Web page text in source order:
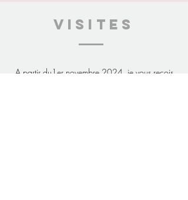
VISITes
A partir du1er novembre 2024, je vous reçois